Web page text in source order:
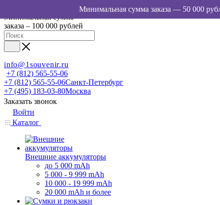
Минимальная сумма
заказа – 100 000 рублей
info@1souvenir.ru
+7 (812) 565-55-06
+7 (812) 565-55-06Санкт-Петербург
+7 (495) 183-03-80Москва
Заказать звонок
Войти
Каталог
Внешние аккумуляторы
до 5 000 mAh
5 000 - 9 999 mAh
10 000 - 19 999 mAh
20 000 mAh и более